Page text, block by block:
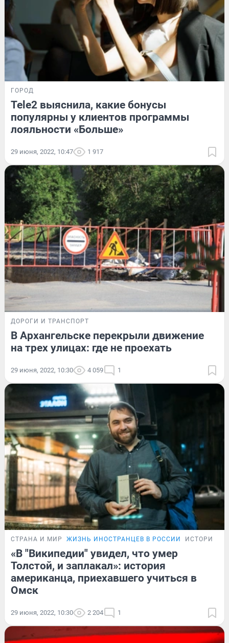
ГОРОД
Tele2 выяснила, какие бонусы
популярны у клиентов программы
лояльности «Больше»
29 июня, 2022, 10:47 1 917
ДОРОГИ И ТРАНСПОРТ
В Архангельске перекрыли движение
на трех улицах: где не проехать
29 июня, 2022, 10:30 4 059 1
СТРАНА И МИР ЖИЗНЬ ИНОСТРАНЦЕВ В РОССИИ ИСТОРИИ
«В "Википедии" увидел, что умер
Толстой, и заплакал»: история
американца, приехавшего учиться в
Омск
29 июня, 2022, 10:30 2 204 1